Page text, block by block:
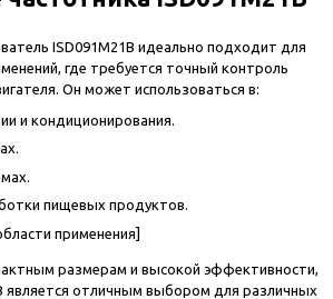
ISD091M21B идеально подходит для
где требуется точный контроль
Он может использоваться в:
и кондиционирования.
пищевых продуктов.
применения]
размерам и высокой эффективности,
является отличным выбором для различных